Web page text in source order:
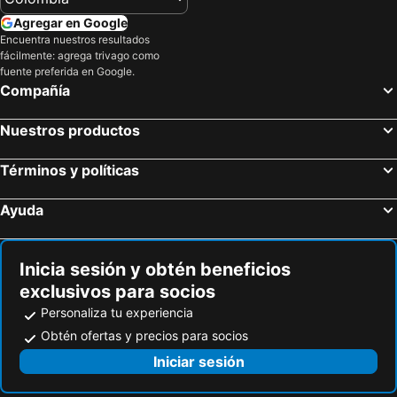
Lorica, Córdoba Hoteles
Cartagena, Bolívar Hoteles
San Andrés, San Andrés, Providencia and Santa Catalina Hoteles
Medellín, Antioquia Hoteles
Coveñas, Sucre Hoteles
Cali, Valle del Cauca Hoteles
Agregar en Google
Encuentra nuestros resultados
fácilmente: agrega trivago como
fuente preferida en Google.
Compañía
Nuestros productos
Términos y políticas
Ayuda
Inicia sesión y obtén beneficios
exclusivos para socios
Personaliza tu experiencia
Obtén ofertas y precios para socios
Iniciar sesión